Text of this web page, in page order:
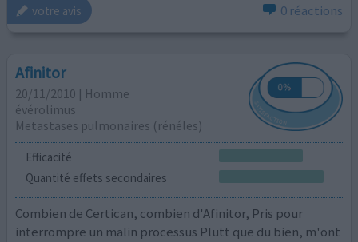
votre avis 0 réactions
Afinitor
20/11/2010 | Homme
évérolimus
Metastases pulmonaires (rénéles)
Efficacité
Quantité effets secondaires
Combien de Certican, combien d'Afinitor, Pris pour
interrompre un malin processus Plutt que du bien, m'ont